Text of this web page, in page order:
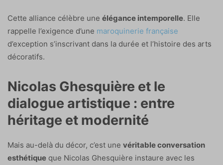
Cette alliance célèbre une élégance intemporelle. Elle
rappelle l’exigence d’une maroquinerie française
d’exception s’inscrivant dans la durée et l’histoire des arts
décoratifs.
Nicolas Ghesquière et le
dialogue artistique : entre
héritage et modernité
Mais au-delà du décor, c’est une véritable conversation
esthétique que Nicolas Ghesquière instaure avec les